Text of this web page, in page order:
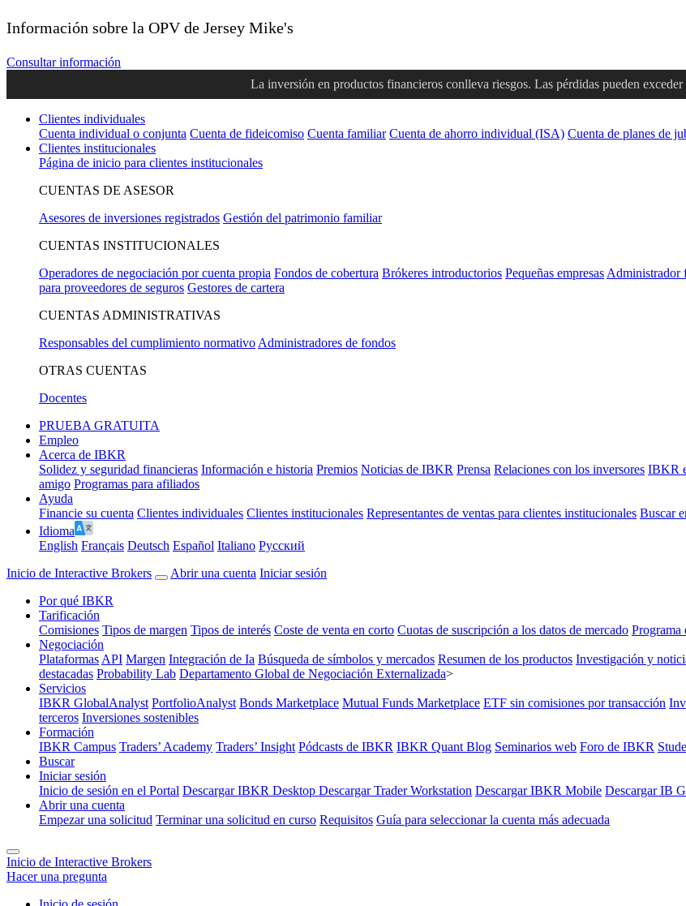
Información sobre la OPV de Jersey Mike's
Consultar información
La inversión en productos financieros conlleva riesgos. Las pérdidas pueden
Clientes individuales
Cuenta individual o conjunta Cuenta de fideicomiso Cuenta familiar Cuenta de ahorro individual (ISA) Cuenta de planes de
Clientes institucionales
Página de inicio para clientes institucionales
CUENTAS DE ASESOR
Asesores de inversiones registrados Gestión del patrimonio familiar
CUENTAS INSTITUCIONALES
Operadores de negociación por cuenta propia Fondos de cobertura Brókeres introductorios Pequeñas empresas Administrador
para proveedores de seguros Gestores de cartera
CUENTAS ADMINISTRATIVAS
Responsables del cumplimiento normativo Administradores de fondos
OTRAS CUENTAS
Docentes
PRUEBA GRATUITA
Empleo
Acerca de IBKR
Solidez y seguridad financieras Información e historia Premios Noticias de IBKR Prensa Relaciones con los inversores IBKR
amigo Programas para afiliados
Ayuda
Financie su cuenta Clientes individuales Clientes institucionales Representantes de ventas para clientes institucionales Buscar
Idioma
English Français Deutsch Español Italiano Pусский
Inicio de Interactive Brokers
Abrir una cuenta Iniciar sesión
Por qué IBKR
Tarificación
Comisiones Tipos de margen Tipos de interés Coste de venta en corto Cuotas de suscripción a los datos de mercado Programa
Negociación
Plataformas API Margen Integración de Ia Búsqueda de símbolos y mercados Resumen de los productos Investigación y
destacadas Probability Lab Departamento Global de Negociación Externalizada>
Servicios
IBKR GlobalAnalyst PortfolioAnalyst Bonds Marketplace Mutual Funds Marketplace ETF sin comisiones por transacción
terceros Inversiones sostenibles
Formación
IBKR Campus Traders’ Academy Traders’ Insight Pódcasts de IBKR IBKR Quant Blog Seminarios web Foro de IBKR
Buscar
Iniciar sesión
Inicio de sesión en el Portal Descargar IBKR Desktop Descargar Trader Workstation Descargar IBKR Mobile Descargar IB
Abrir una cuenta
Empezar una solicitud Terminar una solicitud en curso Requisitos Guía para seleccionar la cuenta más adecuada
Inicio de Interactive Brokers
Hacer una pregunta